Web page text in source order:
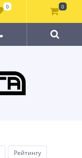
Рейтингу
0 0